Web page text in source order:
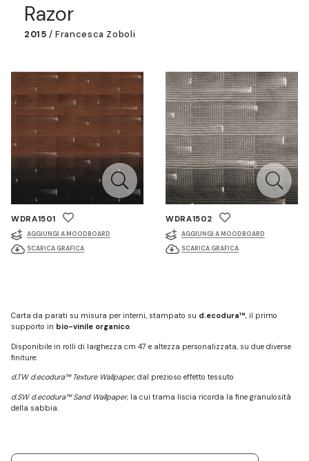
Razor
2015 / Francesca Zoboli
WDRA1501
AGGIUNGI A MOODBOARD
SCARICA GRAFICA
WDRA1502
AGGIUNGI A MOODBOARD
SCARICA GRAFICA
Carta da parati su misura per interni, stampato su d.ecodura™, il primo
supporto in bio-vinile organico.
Disponibile in rolli di larghezza cm 47 e altezza personalizzata, su due diverse
finiture:
d.TW d.ecodura™ Texture Wallpaper, dal prezioso effetto tessuto
d.SW d.ecodura™ Sand Wallpaper, la cui trama liscia ricorda la fine granulosità
della sabbia.